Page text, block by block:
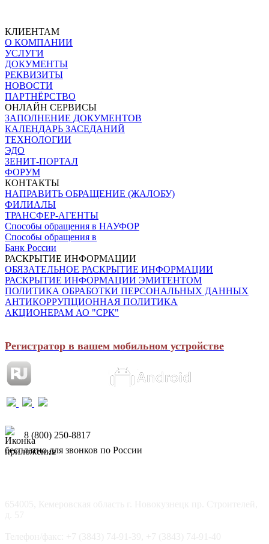
КЛИЕНТАМ
О КОМПАНИИ
УСЛУГИ
ДОКУМЕНТЫ
РЕКВИЗИТЫ
НОВОСТИ
ПАРТНЁРСТВО
ОНЛАЙН СЕРВИСЫ
ЗАПОЛНЕНИЕ ДОКУМЕНТОВ
КАЛЕНДАРЬ ЗАСЕДАНИЙ
ТЕХНОЛОГИИ
ЭДО
ЗЕНИТ-ПОРТАЛ
ФОРУМ
КОНТАКТЫ
НАПРАВИТЬ ОБРАЩЕНИЕ (ЖАЛОБУ)
ФИЛИАЛЫ
ТРАНСФЕР-АГЕНТЫ
Способы обращения в НАУФОР
Способы обращения в
Банк России
РАСКРЫТИЕ ИНФОРМАЦИИ
ОБЯЗАТЕЛЬНОЕ РАСКРЫТИЕ ИНФОРМАЦИИ
РАСКРЫТИЕ ИНФОРМАЦИИ ЭМИТЕНТОМ
ПОЛИТИКА ОБРАБОТКИ ПЕРСОНАЛЬНЫХ ДАННЫХ
АНТИКОРРУПЦИОННАЯ ПОЛИТИКА
АКЦИОНЕРАМ АО "СРК"
Регистратор в вашем мобильном устройстве
8 (800) 250-8817
бесплатно для звонков по России